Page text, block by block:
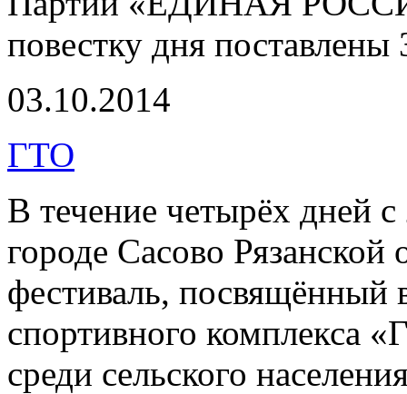
повестку дня поставлены
03.10.2014
ГТО
В течение четырёх дней
городе Сасово
фестиваль, посвящённый
спортивного комплекса
среди сельского